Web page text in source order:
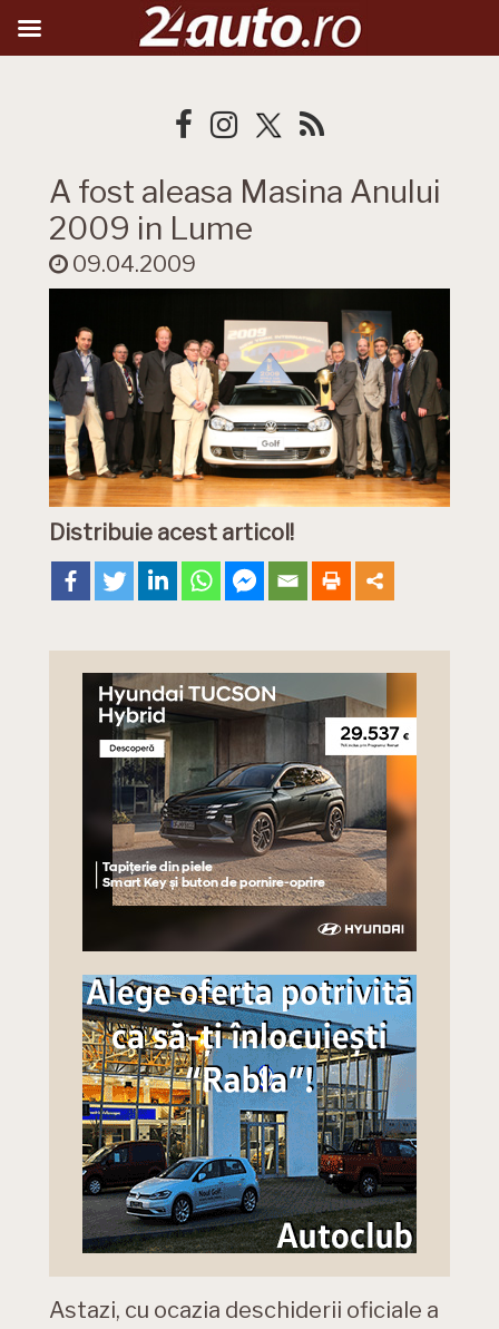
A fost aleasa Masina Anului
2009 in Lume
09.04.2009
Distribuie acest articol!
Astazi, cu ocazia deschiderii oficiale a